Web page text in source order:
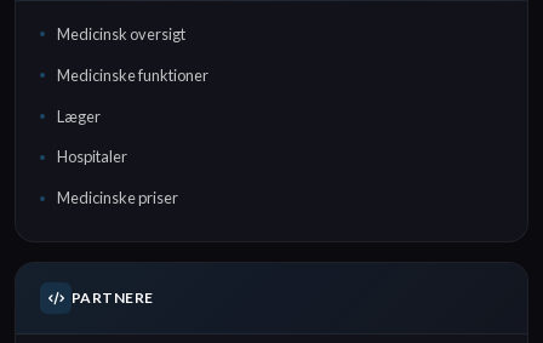
Medicinsk oversigt
Medicinske funktioner
Læger
Hospitaler
Medicinske priser
PARTNERE